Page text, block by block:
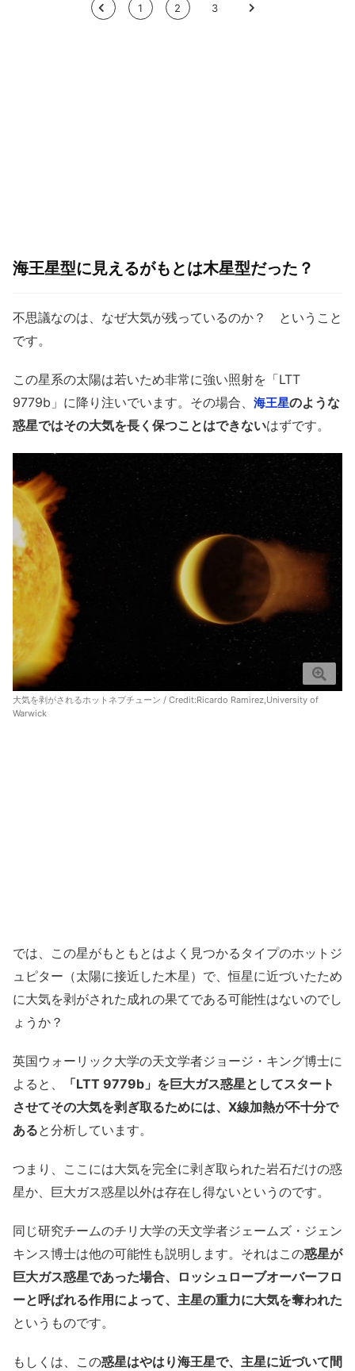
< 1 2 3 >
海王星型に見えるがもとは木星型だった？
不思議なのは、なぜ大気が残っているのか？ ということ
です。
この星系の太陽は若いため非常に強い照射を「LTT
9779b」に降り注いでいます。その場合、 海王星のような
惑星ではその大気を長く保つことはできないはずです。
大気を剥がされるホットネプチューン / Credit:Ricardo Ramirez,University of
Warwick
では、この星がもともとはよく見つかるタイプのホットジ
ュピター（太陽に接近した木星）で、恒星に近づいたため
に大気を剥がされた成れの果てである可能性はないのでし
ょうか？
英国ウォーリック大学の天文学者ジョージ・キング博士に
よると、
「LTT 9779b」を巨大ガス惑星としてスタート
させてその大気を剥ぎ取るためには、X線加熱が不十分で
あると分析しています。
つまり、ここには大気を完全に剥ぎ取られた岩石だけの惑
星か、巨大ガス惑星以外は存在し得ないというのです。
同じ研究チームのチリ大学の天文学者ジェームズ・ジェン
キンス博士は他の可能性も説明します。それはこの惑星が
巨大ガス惑星であった場合、ロッシュローブオーバーフロ
ーと呼ばれる作用によって、主星の重力に大気を奪われた
というものです。
もしくは、この惑星はやはり海王星で、主星に近づいて間